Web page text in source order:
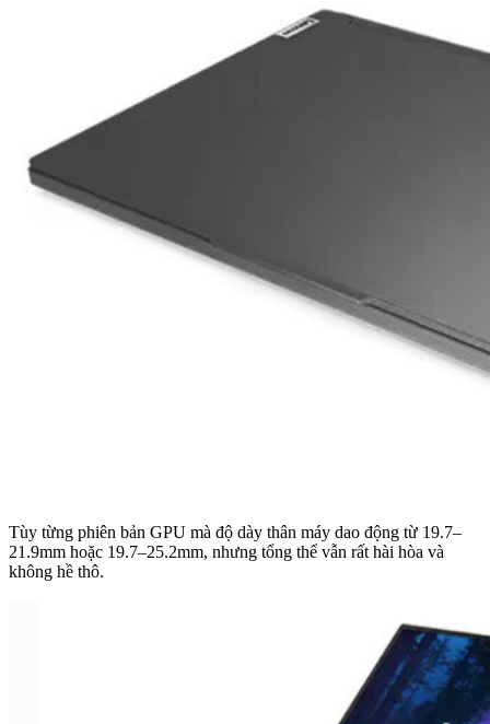
Tùy từng phiên bản GPU mà độ dày thân máy dao động từ 19.7–
21.9mm hoặc 19.7–25.2mm, nhưng tổng thể vẫn rất hài hòa và
không hề thô.